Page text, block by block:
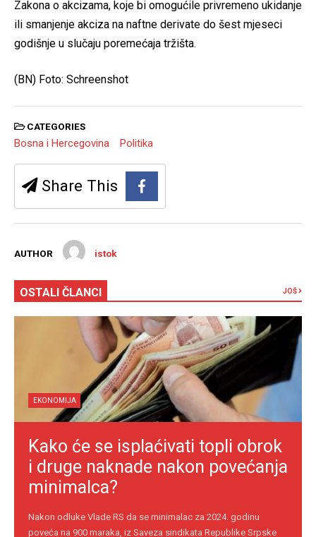
Zakona o akcizama, koje bi omogućile privremeno ukidanje
ili smanjenje akciza na naftne derivate do šest mjeseci
godišnje u slučaju poremećaja tržišta.
(BN) Foto: Schreenshot
CATEGORIES
Bosna i Hercegovina Politika
Share This
AUTHOR istok
OSTALI ČLANCI JOŠ
EKONOMIJA
Kako će se isplaćivati topli obrok
i druge naknade nakon povećanja
minimalca?
Nakon odluke Vlade RS da se minimalac za 2024. godinu
poveća na 900 maraka, iz Saveza sindikata Republike Srpske